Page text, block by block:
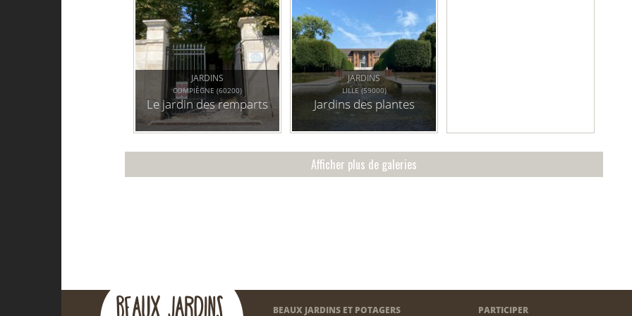
JARDINS
COMPIÈGNE (60200)
Le jardin des remparts
JARDINS
LILLE (59000)
Jardins des plantes
Afficher plus de galeries
BEAUX JARDINS ET POTAGERS PARTICIPER